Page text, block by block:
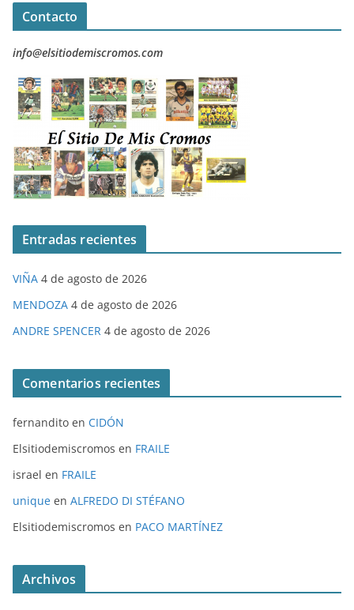
Contacto
info@elsitiodemiscromos.com
Entradas recientes
VIÑA 4 de agosto de 2026
MENDOZA 4 de agosto de 2026
ANDRE SPENCER 4 de agosto de 2026
Comentarios recientes
fernandito en CIDÓN
Elsitiodemiscromos en FRAILE
israel en FRAILE
unique en ALFREDO DI STÉFANO
Elsitiodemiscromos en PACO MARTÍNEZ
Archivos